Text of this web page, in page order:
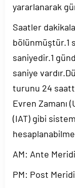
yararlanarak
Saatler
bölünmüştür.1
saniyedir.1
saniye
turunu 24
Evren Zamanı
(IAT) gibi
AM: Ante
PM: Post